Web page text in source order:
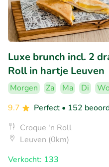
Luxe brunch incl. 2
Roll in hartje Leuven
Morgen Za Ma Di
Wo
9.7
Perfect • 152
Croque 'n Roll
Leuven (0km)
Verkocht: 133